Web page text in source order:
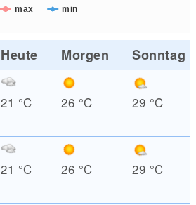
max min
Heute Morgen
Sonntag
21 °C 26 °C 29 °C
21 °C 26 °C 29 °C